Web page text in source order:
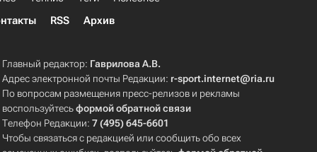
RSS Архив
Главный редактор: Гаврилова А.В.
Адрес электронной почты Редакции: r-sport.internet@ria.ru
По вопросам размещения пресс-релизов и рекламы
воспользуйтесьформой обратной связи
Телефон Редакции:7 (495) 645-6601
Чтобы связаться с редакцией или сообщить обо всех